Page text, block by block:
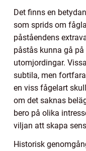
Det finns en
som sprids om
påståendens
påstås kunna gå
utomjordingar.
subtila, men
en viss fågelart
om det saknas
bero på olika
viljan att skapa
Historisk